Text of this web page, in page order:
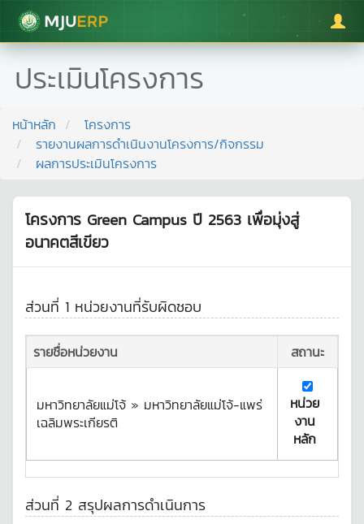
มหาวิทยาลัยแม่โจ้
ประเมินโครงการ
หน้าหลัก
โครงการ
รายงานผลการดำเนินงานโครงการ/กิจกรรม
ผลการประเมินโครงการ
โครงการ Green Campus ปี 2563 เพื่อมุ่งสู่
อนาคตสีเขียว
ส่วนที่ 1 หน่วยงานที่รับผิดชอบ
รายชื่อหน่วยงาน สถานะ
มหาวิทยาลัยแม่โจ้ » มหาวิทยาลัยแม่โจ้-แพร่
เฉลิมพระเกียรติ
หน่วย
งาน
หลัก
ส่วนที่ 2 สรุปผลการดำเนินการ